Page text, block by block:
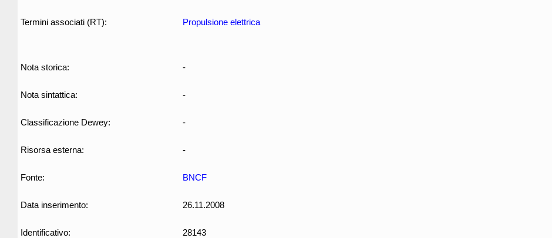
Termini associati (RT): Propulsione elettrica
Nota storica: -
Nota sintattica: -
Classificazione Dewey: -
Risorsa esterna: -
Fonte: BNCF
Data inserimento: 26.11.2008
Identificativo: 28143